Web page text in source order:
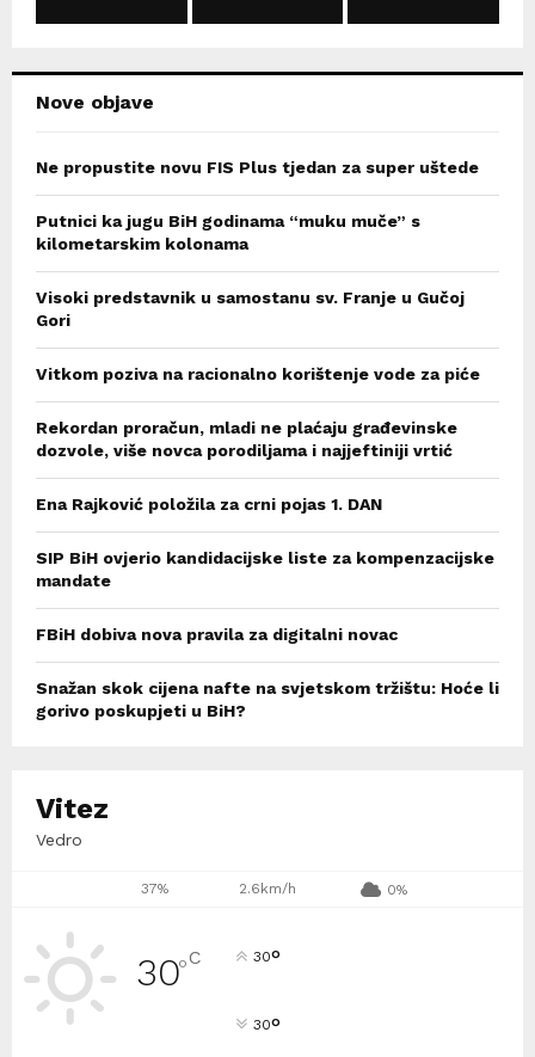
Nove objave
Ne propustite novu FIS Plus tjedan za super uštede
Putnici ka jugu BiH godinama “muku muče” s
kilometarskim kolonama
Visoki predstavnik u samostanu sv. Franje u Gučoj
Gori
Vitkom poziva na racionalno korištenje vode za piće
Rekordan proračun, mladi ne plaćaju građevinske
dozvole, više novca porodiljama i najjeftiniji vrtić
Ena Rajković položila za crni pojas 1. DAN
SIP BiH ovjerio kandidacijske liste za kompenzacijske
mandate
FBiH dobiva nova pravila za digitalni novac
Snažan skok cijena nafte na svjetskom tržištu: Hoće li
gorivo poskupjeti u BiH?
Vitez
Vedro
37% 2.6km/h 0%
30°C 30°
30°